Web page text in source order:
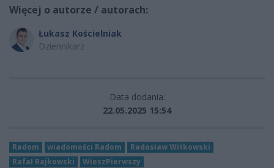
Więcej o autorze / autorach:
Łukasz Kościelniak
Dziennikarz
Data dodania:
22.05.2025 15:54
Radom wiadomości Radom
Radosław Witkowski
Rafał Rajkowski
WieszPierwszy